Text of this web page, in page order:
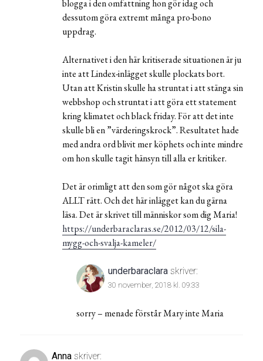
blogga i den omfattning hon gör idag och
dessutom göra extremt många pro-bono
uppdrag.
Alternativet i den här kritiserade situationen är ju
inte att Lindex-inlägget skulle plockats bort.
Utan att Kristin skulle ha struntat i att stänga sin
webbshop och struntat i att göra ett statement
kring klimatet och black friday. För att det inte
skulle bli en ”värderingskrock”. Resultatet hade
med andra ord blivit mer köphets och inte mindre
om hon skulle tagit hänsyn till alla er kritiker.
Det är orimligt att den som gör något ska göra
ALLT rätt. Och det här inlägget kan du gärna
läsa. Det är skrivet till människor som dig Maria!
https://underbaraclaras.se/2012/03/12/sila-
mygg-och-svalja-kameler/
underbaraclara skriver:
30 november, 2018 kl. 09:33
sorry – menade förstår Mary inte Maria
Anna skriver: